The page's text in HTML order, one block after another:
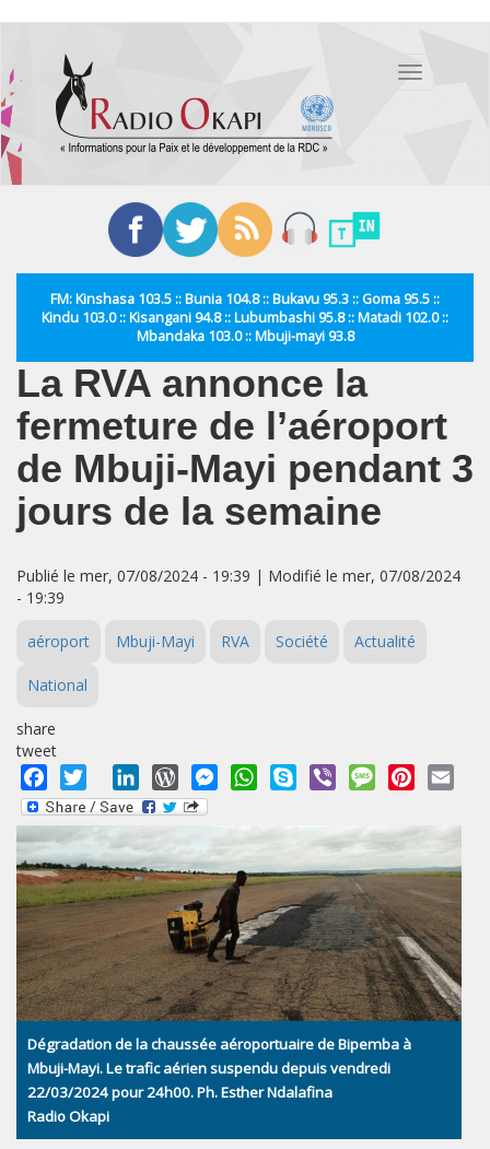
contenu
principal
Toggle
FM: Kinshasa 103.5 :: Bunia 104.8 :: Bukavu 95.3 :: Goma 95.5 ::
Kindu 103.0 :: Kisangani 94.8 :: Lubumbashi 95.8 :: Matadi 102.0 ::
Mbandaka 103.0 :: Mbuji-mayi 93.8
La RVA annonce la
fermeture de l’aéroport
de Mbuji-Mayi pendant 3
jours de la semaine
Publié le mer, 07/08/2024 - 19:39 | Modifié le mer, 07/08/2024
- 19:39
aéroport Mbuji-Mayi RVA Société Actualité
National
share
tweet
Facebook
Twitter LinkedInWordPressMessengerWhatsApp
Skype Viber MessagePinterest
Dégradation de la chaussée aéroportuaire de Bipemba à
Mbuji-Mayi. Le trafic aérien suspendu depuis vendredi
22/03/2024 pour 24h00. Ph. Esther Ndalafina
Radio Okapi